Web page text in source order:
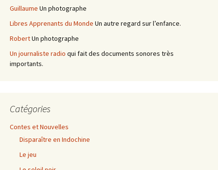
Guillaume Un photographe
Libres Apprenants du Monde Un autre regard sur l’enfance.
RobertUn photographe
Un journaliste radio qui fait des documents sonores très
importants.
Catégories
Contes et Nouvelles
Disparaître en Indochine
Le jeu